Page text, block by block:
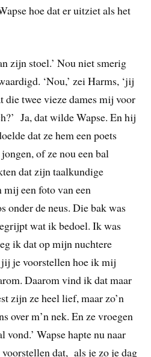
hoe dat er uitziet als het
zijn stoel.’ Nou niet smerig
‘Nou,’ zei Harms, ‘jij
die twee vieze dames mij voor
Ja, dat wilde Wapse. En hij
dat ze hem een poets
of ze nou een bal
dat zijn taalkundige
een foto van een
onder de neus. Die bak was
wat ik bedoel. Ik was
ik dat op mijn nuchtere
je voorstellen hoe ik mij
Daarom vind ik dat maar
zijn ze heel lief, maar zo’n
over m’n nek. En ze vroegen
Wapse hapte nu naar
dat, als je zo je dag